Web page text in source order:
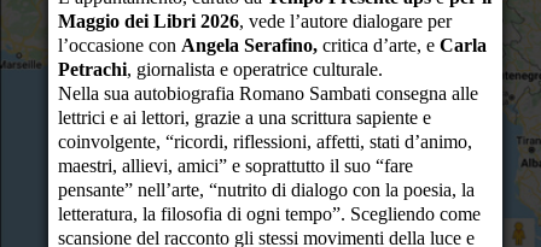
21
22
23
Maggio dei Libri 2026, vede l’autore dialogare per
l’occasione con Angela Serafino, critica d’arte, eCarla
Petrachi, giornalista e operatrice culturale.
Nella sua autobiografia Romano Sambati consegna alle
lettrici e ai lettori, grazie a una scrittura sapiente e
coinvolgente, “ricordi, riflessioni, affetti, stati d’animo,
maestri, allievi, amici” e soprattutto il suo “fare
pensante” nell’arte, “nutrito di dialogo con la poesia, la
letteratura, la filosofia di ogni tempo”. Scegliendo come
scansione del racconto gli stessi movimenti della luce e